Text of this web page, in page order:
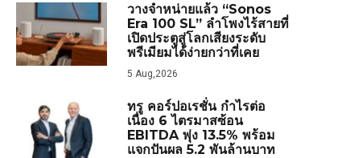
วางจำหน่ายแล้ว “Sonos
Era 100 SL” ลำโพงไร้สายที่
เปิดประตูสู่โลกเสียงระดับ
พรีเมียมได้ง่ายกว่าที่เคย
5 Aug,2026
ทรู คอร์ปอเรชั่น กำไรต่อ
เนื่อง 6 ไตรมาสซ้อน
EBITDA พุ่ง 13.5% พร้อม
แจกปันผล 5.2 พันล้านบาท